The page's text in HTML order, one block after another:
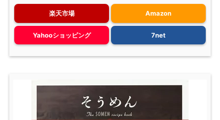
楽天市場 Amazon
Yahooショッピング 7net